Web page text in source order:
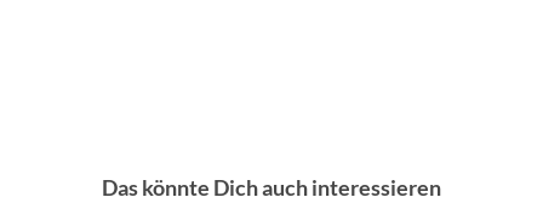
Das könnte Dich auch interessieren